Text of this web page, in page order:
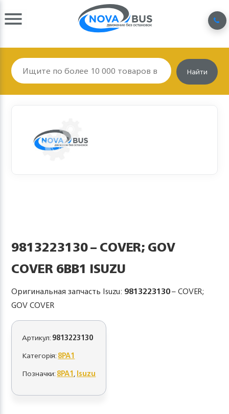
Найти
9813223130 – COVER; GOV
COVER 6BB1 ISUZU
Оригинальная запчасть Isuzu: 9813223130– COVER;
GOV COVER
Артикул:9813223130
Категорія:8PA1
Позначки:8PA1,Isuzu